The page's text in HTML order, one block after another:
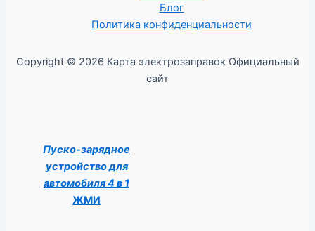
Блог
Политика конфиденциальности
Copyright © 2026 Карта электрозаправок Официальный
сайт
Пуско-зарядное
устройство для
автомобиля 4 в 1
ЖМИ